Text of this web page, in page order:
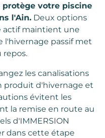
protège votre piscine
l'Ain. Deux options
actif maintient une
l'hivernage passif met
repos.
les canalisations
produit d'hivernage et
évitent les
la remise en route au
d'IMMERSION
dans cette étape